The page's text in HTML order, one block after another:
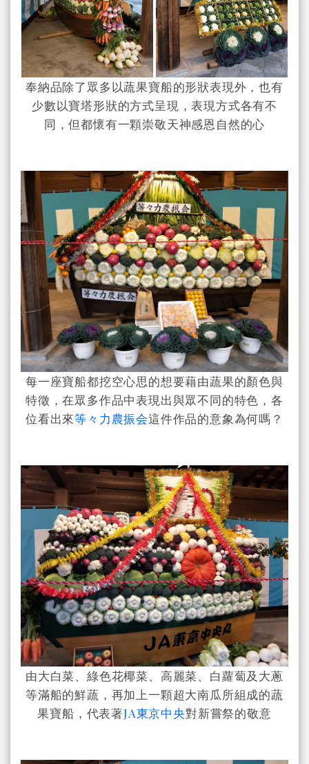
奉納品除了眾多以蔬果寶船的形狀表現外，也有
少數以寶塔形狀的方式呈現，表現方式各有不
同，但都懷有一顆崇敬天神感恩自然的心
每一座寶船都挖空心思的想要藉由蔬果的顏色與
特徵，在眾多作品中表現出與眾不同的特色，各
位看出來等々力農振会這件作品的意象為何嗎？
由大白菜、綠色花椰菜、高麗菜、白蘿蔔及大蔥
等滿船的鮮蔬，再加上一顆超大南瓜所組成的蔬
果寶船，代表著JA東京中央對新嘗祭的敬意